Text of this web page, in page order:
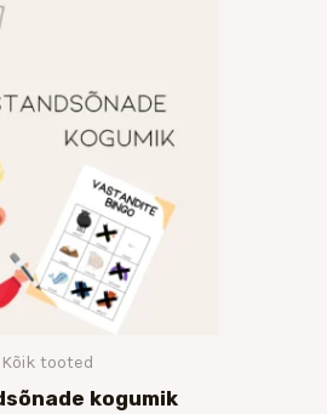
Kõik tooted
kogumik